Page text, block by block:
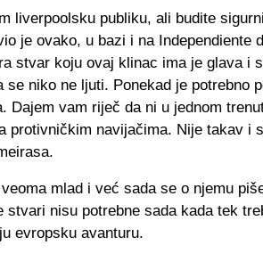
liverpoolsku publiku, ali budite
je ovako, u bazi i na Independiente
stvar koju ovaj klinac ima je glava i
se niko ne ljuti. Ponekad je potrebno
Dajem vam riječ da ni u jednom
protivničkim navijačima. Nije takav i
mlad i već sada se o njemu
stvari nisu potrebne sada kada tek
evropsku avanturu.